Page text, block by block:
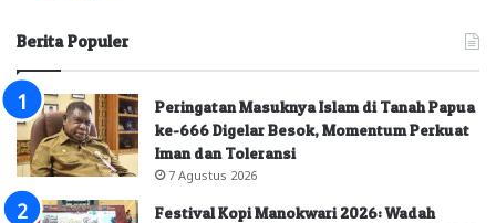
Berita Populer
Peringatan Masuknya Islam di Tanah Papua
ke-666 Digelar Besok, Momentum Perkuat
Iman dan Toleransi
7 Agustus 2026
Festival Kopi Manokwari 2026: Wadah